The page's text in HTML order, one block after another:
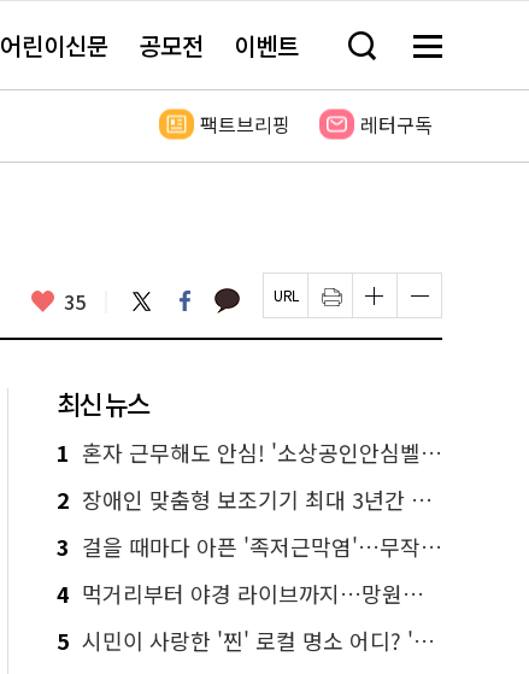
어린이신문 공모전 이벤트 검
창
기
메
전
보
팩트브리핑 레터구독
좋
요
35 트
위
터
페
이
스
카
카 페
이
지
인
쇄
하
글
자
크
하
기
글
자
크
하
기
최신 뉴스
1 혼자 근무해도 안심! '소상공인안심벨' 신청하세요
2 장애인 맞춤형 보조기기 최대 3년간 무상 대여…삶의 질 높인다
3 걸을 때마다 아픈 '족저근막염'…무작정 참지 말고 '이것' 해보세요!
4 먹거리부터 야경 라이브까지…망원한강공원 알짜 코스
5 시민이 사랑한 '찐' 로컬 명소 어디? '서울에디션25' 추천 코스